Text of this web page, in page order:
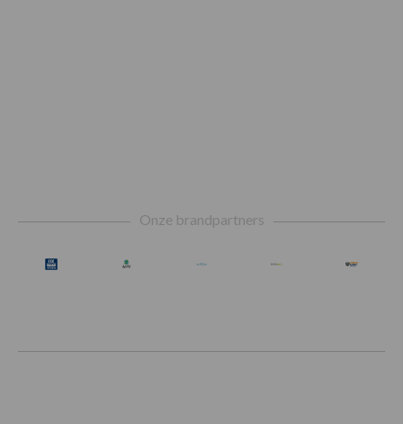
Onze brandpartners